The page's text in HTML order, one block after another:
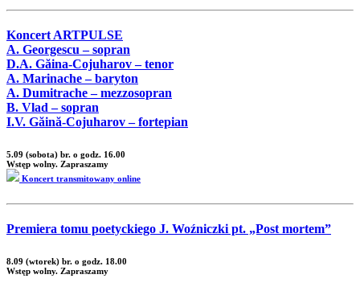
Koncert ARTPULSE
A. Georgescu – sopran
D.A. Găina-Cojuharov – tenor
A. Marinache – baryton
A. Dumitrache – mezzosopran
B. Vlad – sopran
I.V. Găină-Cojuharov – fortepian
5.09 (sobota) br. o godz. 16.00
Wstęp wolny. Zapraszamy
Koncert transmitowany online
Premiera tomu poetyckiego J. Woźniczki pt. „Post mortem”
8.09 (wtorek) br. o godz. 18.00
Wstęp wolny. Zapraszamy